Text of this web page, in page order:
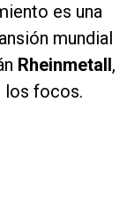
es una
mundial
Rheinmetall,
los focos.